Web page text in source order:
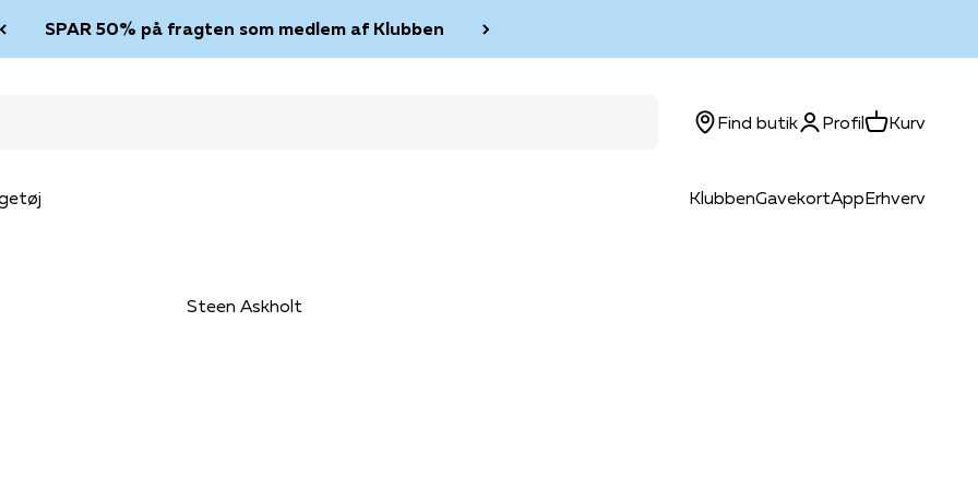
SPAR 50% på fragten som medlem af Klubben
KlubbenGavekortAppErhverv
Find butikLog ind
ProfilKurvKurv
Steen Askholt